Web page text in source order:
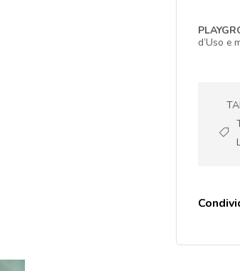
d’Uso e